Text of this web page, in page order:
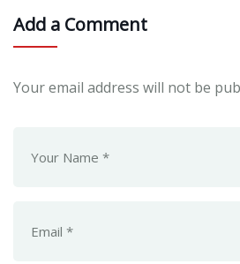
Add a Comment
Your email address will not be